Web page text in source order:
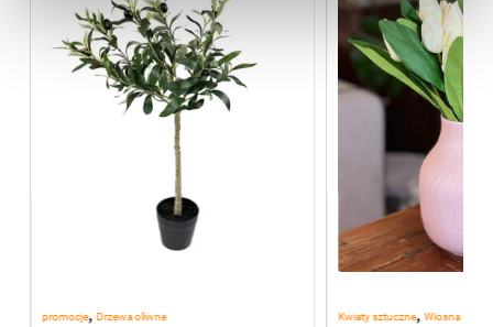
promocje, Drzewa oliwne Kwiaty sztuczne,Wiosna